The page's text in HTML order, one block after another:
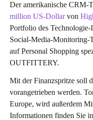
Der amerikanische CRM-
million US-Dollarvon
Portfolio des Technologie-
Social-Media-Monitoring-
auf Personal Shopping
OUTFITTERY.
Mit der Finanzspritze soll
vorangetrieben werden.
Europe, wird außerdem
Informationen finden Sie